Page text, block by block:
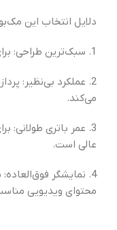
دلایل انتخاب این
1. سبک‌ترین طراحی: برای استفاده در هر مکانی مناسب است.
می‌کند.
3. عمر باتری طولانی:
عالی است.
4. نمایشگر
محتوای ویدیویی